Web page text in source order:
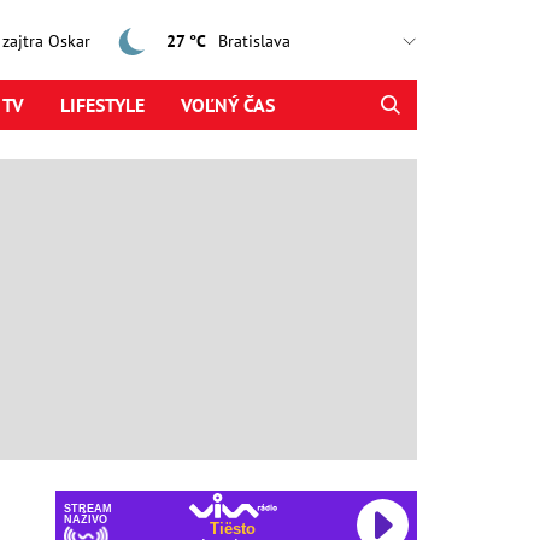
zajtra Oskar 27 °C
LIFESTYLE VOĽNÝ ČAS
STREAM
NAŽIVO
Tiësto